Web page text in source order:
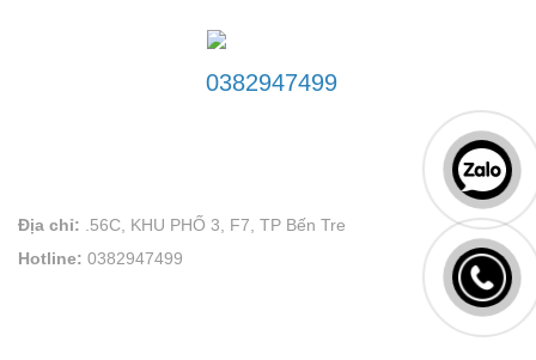
0382947499
Địa chỉ: .56C, KHU PHỐ 3, F7, TP Bến Tre
Hotline: 0382947499